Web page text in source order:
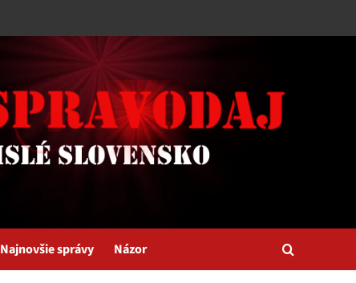
Najnovšie správy Názor